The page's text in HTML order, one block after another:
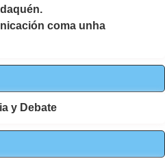
coma unha
y Debate